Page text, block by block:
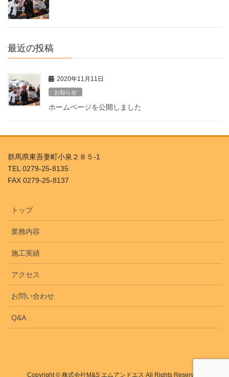
最近の投稿
2020年11月11日
お知らせ
ホームページを公開しました
群馬県東吾妻町小泉２８５-1
TEL 0279-25-8135
FAX 0279-25-8137
トップ
業務内容
施工実績
アクセス
お問い合わせ
Q&A
Copyright © 株式会社M&S エムアンドエス All Rights Reserved.